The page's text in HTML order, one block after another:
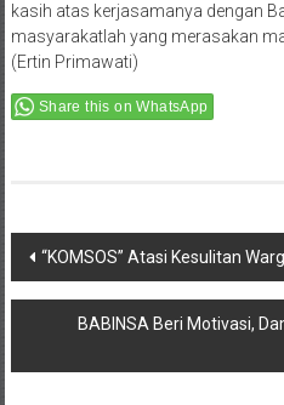
kasih atas kerjasamanya dengan
masyarakatlah yang merasakan
(Ertin Primawati)
Share this on WhatsApp
Post
navigation
“KOMSOS” Atasi Kesulitan
BABINSA Beri Motivasi,